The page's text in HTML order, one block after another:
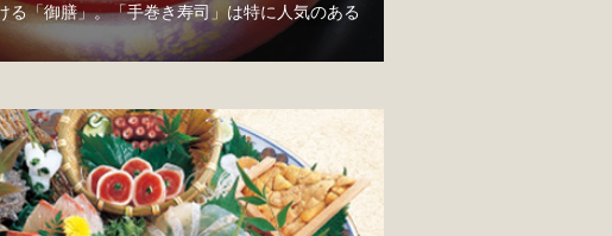
る「御膳」。「手巻き寿司」は特に人気のある